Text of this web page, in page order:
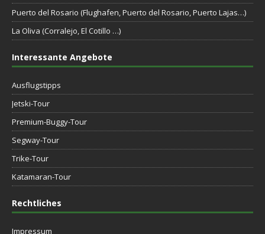
Puerto del Rosario (Flughafen, Puerto del Rosario, Puerto Lajas…)
La Oliva (Corralejo, El Cotillo …)
Interessante Angebote
Ausflugstipps
Jetski-Tour
Premium-Buggy-Tour
Segway-Tour
Trike-Tour
Katamaran-Tour
Rechtliches
Impressum